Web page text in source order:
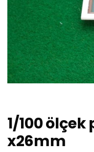
1/100
x26mm